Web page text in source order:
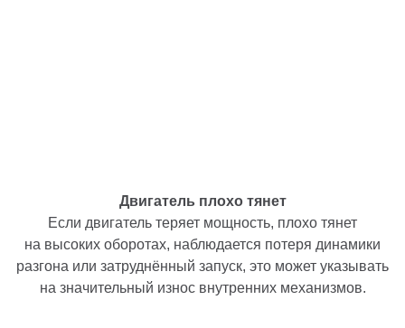
Двигатель плохо тянет
Если двигатель теряет мощность, плохо тянет
на высоких оборотах, наблюдается потеря динамики
разгона или затруднённый запуск, это может указывать
на значительный износ внутренних механизмов.